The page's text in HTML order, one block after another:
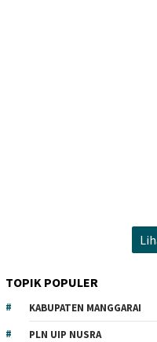
TOPIK POPULER
KABUPATEN MANGGARAI
PLN UIP NUSRA